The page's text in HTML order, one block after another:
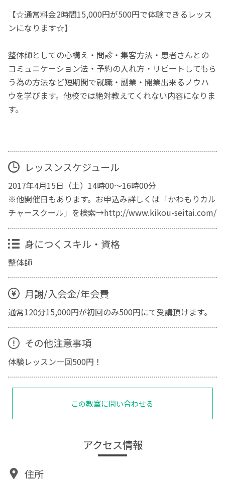
【☆通常料金2時間15,000円が500円で体験できるレッス
ンになります☆】
整体師としての心構え・問診・集客方法・患者さんとの
コミュニケーション法・予約の入れ方・リピートしてもら
う為の方法など短期間で就職・副業・開業出来るノウハ
ウを学びます。他校では絶対教えてくれない内容になりま
す。
レッスンスケジュール
2017年4月15日（土）14時00～16時00分
※他開催日もあります。お申込み詳しくは「かわもりカル
チャースクール」を検索→http://www.kikou-seitai.com/
身につくスキル・資格
整体師
月謝/入会金/年会費
通常120分15,000円が初回のみ500円にて受講頂けます。
その他注意事項
体験レッスン一回500円！
この教室に問い合わせる
アクセス情報
住所